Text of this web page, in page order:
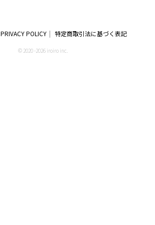
PRIVACY POLICY 特定商取引法に基づく表記
© 2020 -2026 iroiro inc.